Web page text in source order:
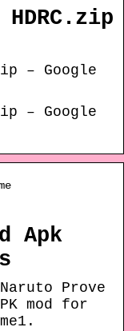
– Google
– Google
Apk
Prove
mod for